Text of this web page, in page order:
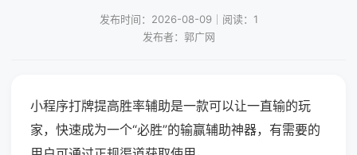
发布时间：2026-08-09｜阅读：1
发布者：郭广网
小程序打牌提高胜率辅助是一款可以让一直输的玩
家，快速成为一个“必胜”的输赢辅助神器，有需要的